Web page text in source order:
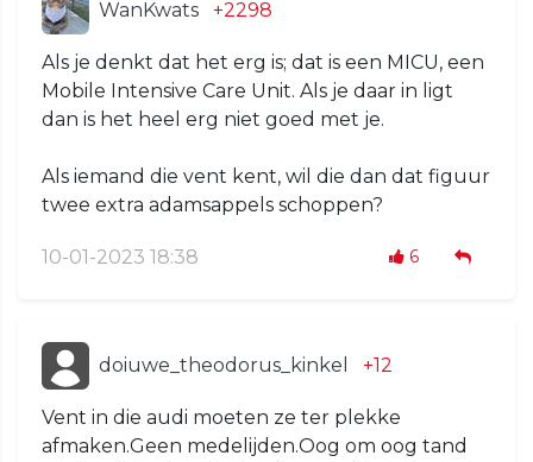
WanKwats +2298
Als je denkt dat het erg is; dat is een MICU, een
Mobile Intensive Care Unit. Als je daar in ligt
dan is het heel erg niet goed met je.
Als iemand die vent kent, wil die dan dat figuur
twee extra adamsappels schoppen?
10-01-2023 18:38 6
doiuwe_theodorus_kinkel +12
Vent in die audi moeten ze ter plekke
afmaken.Geen medelijden.Oog om oog tand